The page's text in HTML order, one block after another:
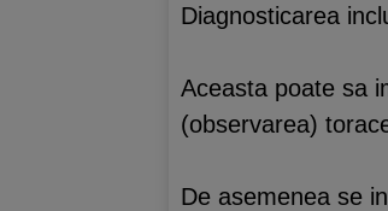
Diagnosticarea
Aceasta poate sa
(observarea)
De asemenea se